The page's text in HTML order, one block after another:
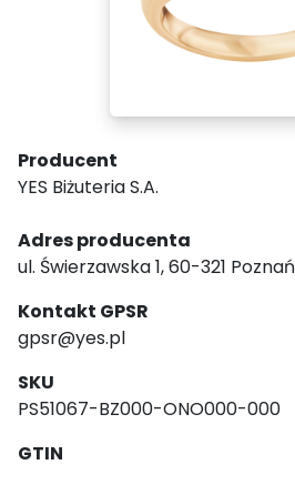
Producent
YES Biżuteria S.A.
Adres producenta
ul. Świerzawska 1, 60-321 Poznań
Kontakt GPSR
gpsr@yes.pl
SKU
PS51067-BZ000-ONO000-000
GTIN